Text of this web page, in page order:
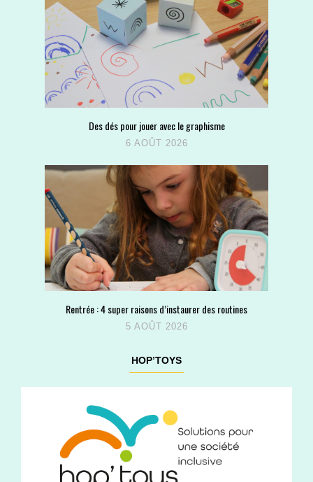
Des dés pour jouer avec le graphisme
6 AOÛT 2026
Rentrée : 4 super raisons d’instaurer des routines
5 AOÛT 2026
HOP’TOYS